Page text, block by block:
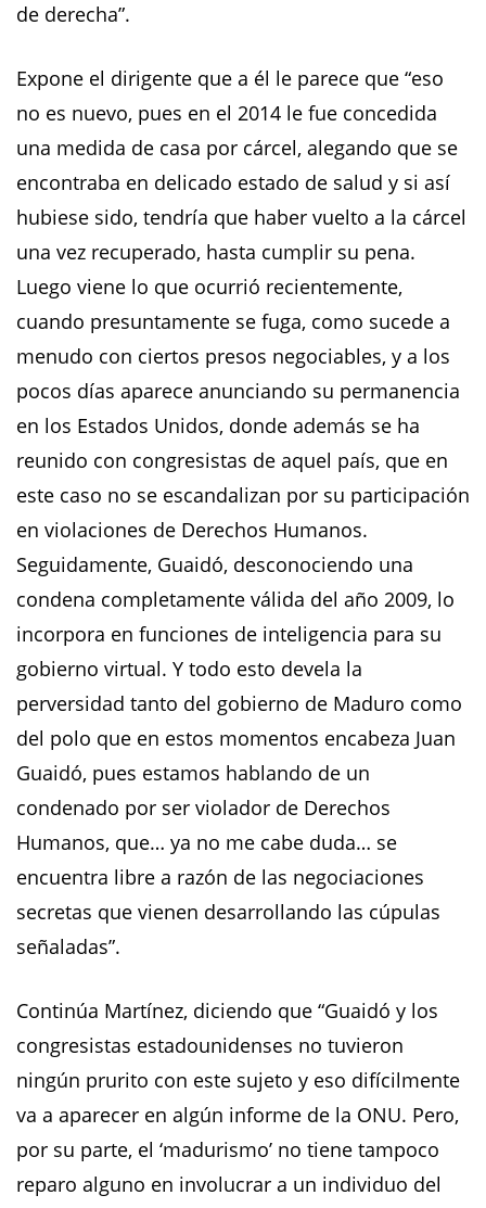
de derecha”.
Expone el dirigente que a él le parece que “eso
no es nuevo, pues en el 2014 le fue concedida
una medida de casa por cárcel, alegando que se
encontraba en delicado estado de salud y si así
hubiese sido, tendría que haber vuelto a la cárcel
una vez recuperado, hasta cumplir su pena.
Luego viene lo que ocurrió recientemente,
cuando presuntamente se fuga, como sucede a
menudo con ciertos presos negociables, y a los
pocos días aparece anunciando su permanencia
en los Estados Unidos, donde además se ha
reunido con congresistas de aquel país, que en
este caso no se escandalizan por su participación
en violaciones de Derechos Humanos.
Seguidamente, Guaidó, desconociendo una
condena completamente válida del año 2009, lo
incorpora en funciones de inteligencia para su
gobierno virtual. Y todo esto devela la
perversidad tanto del gobierno de Maduro como
del polo que en estos momentos encabeza Juan
Guaidó, pues estamos hablando de un
condenado por ser violador de Derechos
Humanos, que… ya no me cabe duda… se
encuentra libre a razón de las negociaciones
secretas que vienen desarrollando las cúpulas
señaladas”.
Continúa Martínez, diciendo que “Guaidó y los
congresistas estadounidenses no tuvieron
ningún prurito con este sujeto y eso difícilmente
va a aparecer en algún informe de la ONU. Pero,
por su parte, el ‘madurismo’ no tiene tampoco
reparo alguno en involucrar a un individuo del